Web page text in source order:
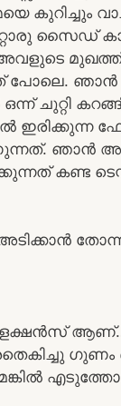
കുറിച്ചും
സൈഡ്
മുഖത്ത്
പോലെ.
ചുറ്റി
ഇരിക്കുന്ന
ഞാൻ
കണ്ട
അടിക്കാൻ
എടുത്തോ